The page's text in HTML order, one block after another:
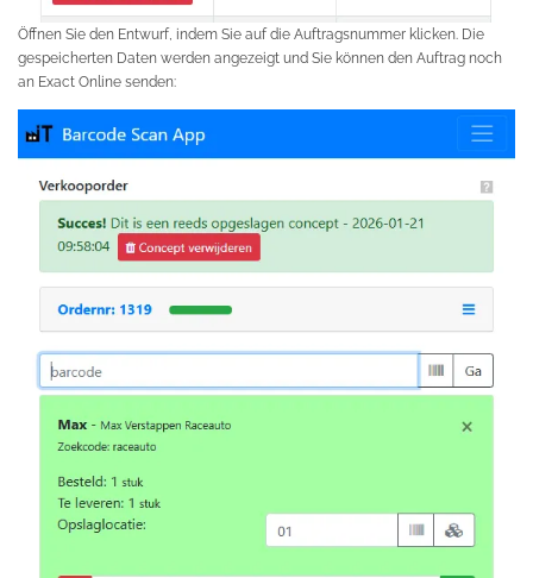
Öffnen Sie den Entwurf, indem Sie auf die Auftragsnummer klicken. Die
gespeicherten Daten werden angezeigt und Sie können den Auftrag noch
an Exact Online senden: